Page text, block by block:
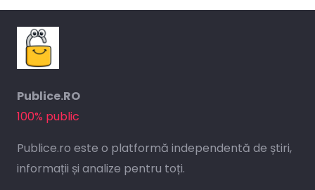
Publice.RO
100% public
Publice.ro este o platformă independentă de știri,
informații și analize pentru toți.